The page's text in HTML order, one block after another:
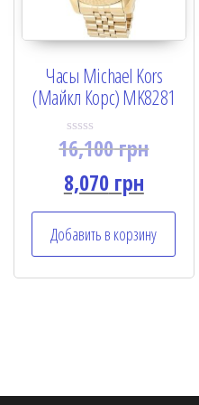
Часы Michael Kors
(Майкл Корс) MK8281
R
a
t
e
d
0
o
u
t
f
16,100грн
8,070грн
Добавить в корзину